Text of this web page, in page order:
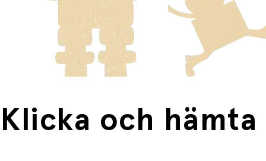
Kid`Sleep nominerades till "Innovation Award" på Kind &
Jugend-mässan i Köln 2006.
Strömkälla: Adapter medföljer, ansluts till uttag. Den
kan även köras på 3x AA-batterier. Dessa måste köpas
innebär en högre fraktkostnad.
Produkter som omfattas av detta är tydligt märkta, och
frakten för dessa varor visas i kassan.
Fri frakt när du handlar för mer än 1500:-
Klicka och hämta